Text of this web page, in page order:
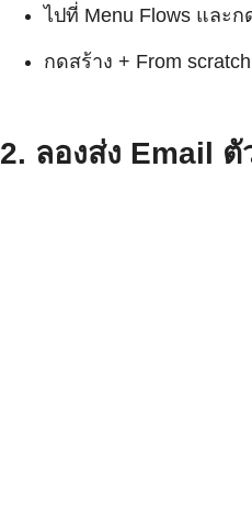
ไปที่ Menu Flows และก
กดสร้าง + From scratch
2. ลองส่ง Email